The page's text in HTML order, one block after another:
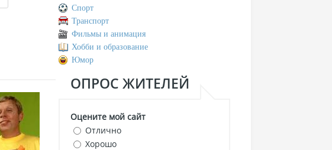
Спорт
Транспорт
Фильмы и анимация
Хобби и образование
Юмор
ОПРОС ЖИТЕЛЕЙ
Оцените мой сайт
Отлично
Хорошо